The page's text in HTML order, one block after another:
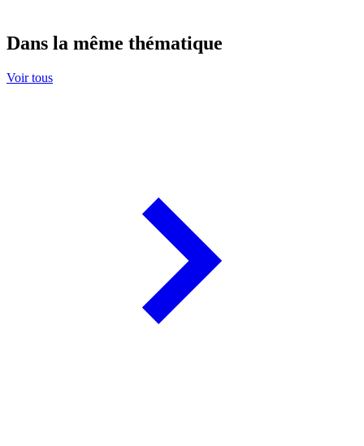
Dans la même thématique
Voir tous